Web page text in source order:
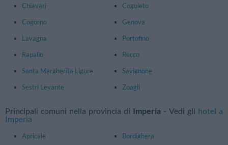
Chiavari
Cogoleto
Cogorno
Genova
Lavagna
Portofino
Rapallo
Recco
Santa Margherita Ligure
Savignone
Sestri Levante
Zoagli
Principali comuni nella provincia di Imperia - Vedi gli hotel a
Imperia
Apricale
Bordighera